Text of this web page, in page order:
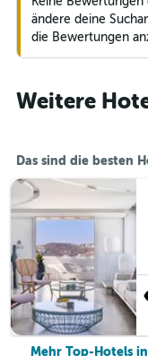
ändere deine
die Bewertungen
Weitere
Das sind die besten
Mehr Top-Hotels